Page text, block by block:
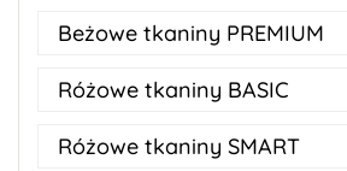
Beżowe tkaniny PREMIUM
Różowe tkaniny BASIC
Różowe tkaniny SMART